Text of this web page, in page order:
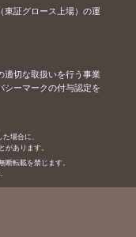
東証グロース上場）の運
適切な取扱いを行う事業
シーマークの付与認定を
場合に、
があります。
断転載を禁じます。